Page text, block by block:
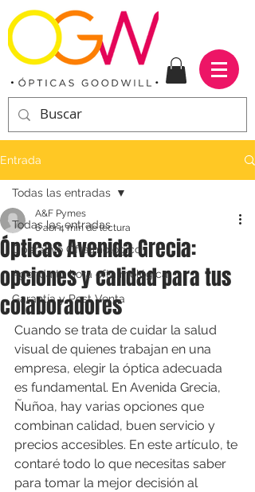
Entrada
Todas las entradas
Operativo Oftalmológico
Agenda tu hora oftalmológica
Garantía y Post Venta
Todas las entradas
Ópticas Avenida Grecia:
opciones y calidad para tus
colaboradores
A&F Pymes
6 abr4 min de lectura
Cuando se trata de cuidar la salud
visual de quienes trabajan en una
empresa, elegir la óptica adecuada
es fundamental. En Avenida Grecia,
Ñuñoa, hay varias opciones que
combinan calidad, buen servicio y
precios accesibles. En este artículo, te
contaré todo lo que necesitas saber
para tomar la mejor decisión al